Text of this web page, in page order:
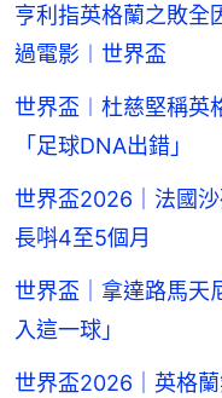
亨利指英格蘭之敗
過電影︱世界盃
世界盃︱杜慈堅稱
「足球DNA出錯」
世界盃2026｜法國
長唞4至5個月
世界盃｜拿達路馬
入這一球」
世界盃2026｜英格